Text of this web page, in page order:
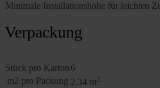
Minimale Installationshöhe für leichten
Verpackung
Stück pro Karton 6
m2 pro Packung 2,34 m2